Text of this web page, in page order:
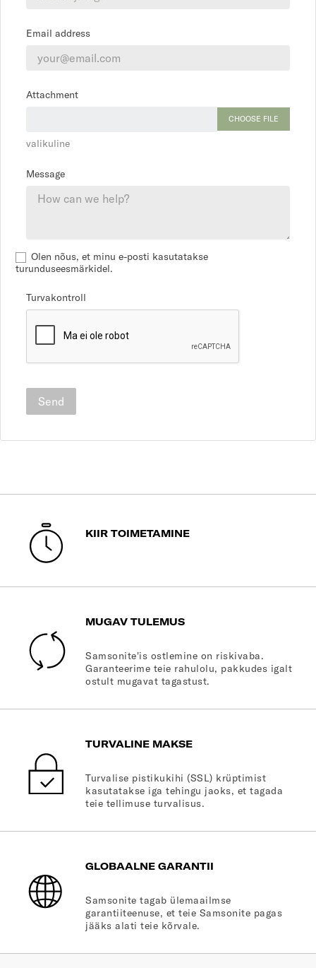
Email address
Attachment
CHOOSE FILE
valikuline
Message
Olen nõus, et minu e-posti kasutatakse
turunduseesmärkidel.
Turvakontroll
KIIR TOIMETAMINE
MUGAV TULEMUS
Samsonite'is ostlemine on riskivaba.
Garanteerime teie rahulolu, pakkudes igalt
ostult mugavat tagastust.
TURVALINE MAKSE
Turvalise pistikukihi (SSL) krüptimist
kasutatakse iga tehingu jaoks, et tagada
teie tellimuse turvalisus.
GLOBAALNE GARANTII
Samsonite tagab ülemaailmse
garantiiteenuse, et teie Samsonite pagas
jääks alati teie kõrvale.